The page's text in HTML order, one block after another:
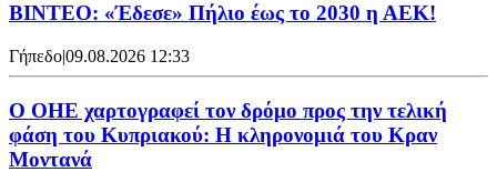
ΒΙΝΤΕΟ: «Έδεσε» Πήλιο έως το 2030 η ΑΕΚ!
Γήπεδο|09.08.2026 12:33
Ο ΟΗΕ χαρτογραφεί τον δρόμο προς την τελική
φάση του Κυπριακού: Η κληρονομιά του Κραν
Μοντανά